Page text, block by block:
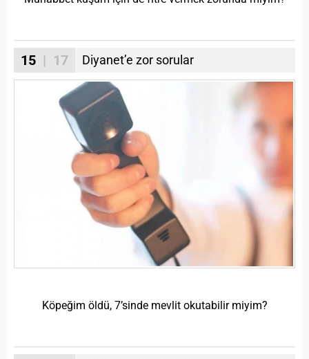
15 | 17 Diyanet’e zor sorular
Köpeğim öldü, 7’sinde mevlit okutabilir miyim?